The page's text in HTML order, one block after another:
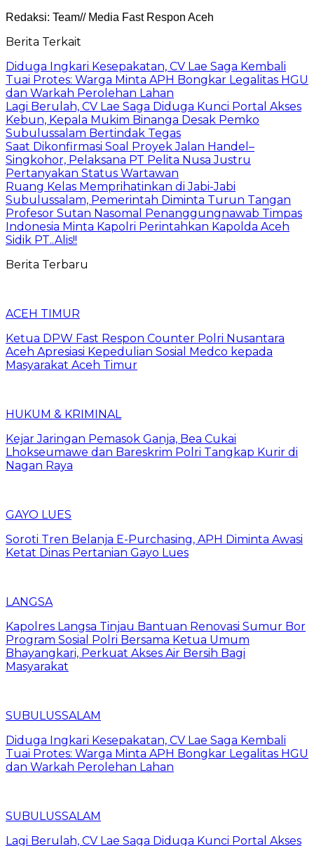
Redaksi: Team// Media Fast Respon Aceh
Berita Terkait
Diduga Ingkari Kesepakatan, CV Lae Saga Kembali
Tuai Protes: Warga Minta APH Bongkar Legalitas HGU
dan Warkah Perolehan Lahan
Lagi Berulah, CV Lae Saga Diduga Kunci Portal Akses
Kebun, Kepala Mukim Binanga Desak Pemko
Subulussalam Bertindak Tegas
Saat Dikonfirmasi Soal Proyek Jalan Handel–
Singkohor, Pelaksana PT Pelita Nusa Justru
Pertanyakan Status Wartawan
Ruang Kelas Memprihatinkan di Jabi-Jabi
Subulussalam, Pemerintah Diminta Turun Tangan
Profesor Sutan Nasomal Penanggungnawab Timpas
Indonesia Minta Kapolri Perintahkan Kapolda Aceh
Sidik PT..Alis!!
Berita Terbaru
ACEH TIMUR
Ketua DPW Fast Respon Counter Polri Nusantara
Aceh Apresiasi Kepedulian Sosial Medco kepada
Masyarakat Aceh Timur
HUKUM & KRIMINAL
Kejar Jaringan Pemasok Ganja, Bea Cukai
Lhokseumawe dan Bareskrim Polri Tangkap Kurir di
Nagan Raya
GAYO LUES
Soroti Tren Belanja E-Purchasing, APH Diminta Awasi
Ketat Dinas Pertanian Gayo Lues
LANGSA
Kapolres Langsa Tinjau Bantuan Renovasi Sumur Bor
Program Sosial Polri Bersama Ketua Umum
Bhayangkari, Perkuat Akses Air Bersih Bagi
Masyarakat
SUBULUSSALAM
Diduga Ingkari Kesepakatan, CV Lae Saga Kembali
Tuai Protes: Warga Minta APH Bongkar Legalitas HGU
dan Warkah Perolehan Lahan
SUBULUSSALAM
Lagi Berulah, CV Lae Saga Diduga Kunci Portal Akses